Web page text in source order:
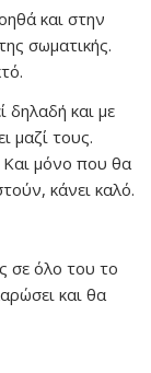
και στην
σωματικής.
δηλαδή και με
μαζί τους.
Και μόνο που θα
κάνει καλό.
σε όλο του το
και θα